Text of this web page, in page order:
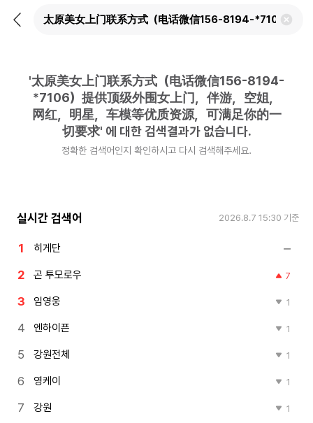
뒤
검
'太原美女上门联系方式（电话微信156-8194-
*7106）提供顶级外围女上门，伴游，空姐，
网红，明星，车模等优质资源，可满足你的一
切要求' 에 대한 검색결과가 없습니다.
정확한 검색어인지 확인하시고 다시 검색해주세요.
실시간 검색어 2026.8.7 15:30 기준
히게단
곤 투모로우 7
임영웅 1
엔하이픈 1
강원전체 1
영케이 1
강원 1